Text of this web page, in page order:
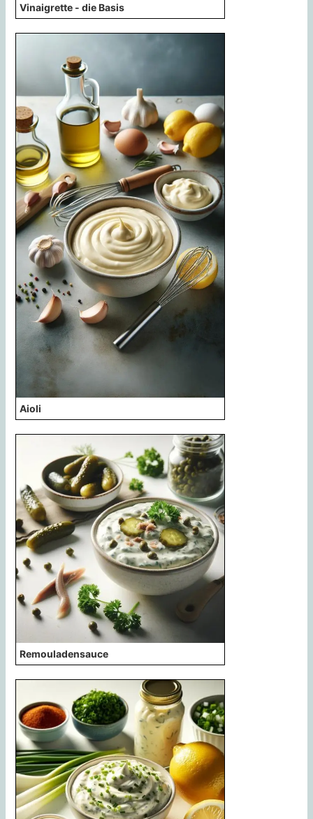
Vinaigrette - die Basis
Aioli
Remouladensauce